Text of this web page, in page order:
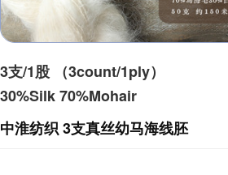
3支/1股 （3count/1ply）
30%Silk 70%Mohair
中淮纺织 3支真丝幼马海线胚